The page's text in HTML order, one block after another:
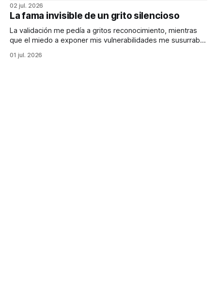
02 jul. 2026
La fama invisible de un grito silencioso
La validación me pedía a gritos reconocimiento, mientras
que el miedo a exponer mis vulnerabilidades me susurraba
01 jul. 2026